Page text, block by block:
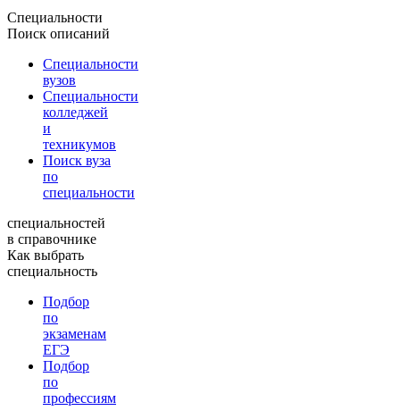
Специальности
Поиск описаний
Специальности
вузов
Специальности
колледжей
и
техникумов
Поиск вуза
по
специальности
специальностей
в справочнике
Как выбрать
специальность
Подбор
по
экзаменам
ЕГЭ
Подбор
по
профессиям